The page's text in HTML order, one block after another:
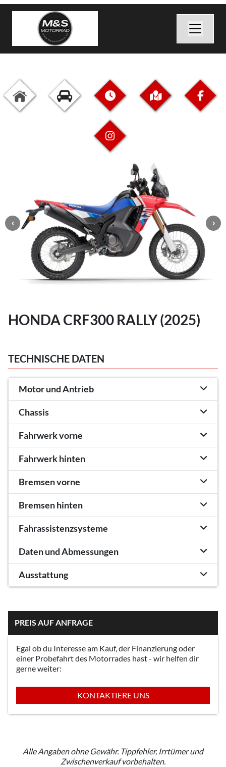
HONDA CRF300 RALLY (2025)
TECHNISCHE DATEN
Motor und Antrieb
Chassis
Fahrwerk vorne
Fahrwerk hinten
Bremsen vorne
Bremsen hinten
Fahrassistenzsysteme
Daten und Abmessungen
Ausstattung
PREIS AUF ANFRAGE
Egal ob du Interesse am Kauf, der Finanzierung oder
einer Probefahrt des Motorrades hast - wir helfen dir
gerne weiter:
KONTAKTIERE UNS
Alle Angaben ohne Gewähr. Tippfehler, Irrtümer und
Zwischenverkauf vorbehalten.